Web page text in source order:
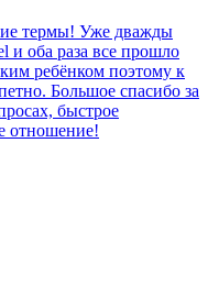
термы! Уже дважды
и оба раза все прошло
ребёнком поэтому к
Большое спасибо за
быстрое
отношение!